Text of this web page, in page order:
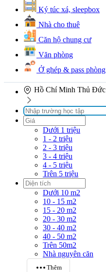
Ký túc xá, sleepbox
Nhà cho thuê
Căn hộ chung cư
Văn phòng
Ở ghép & pass phòng
Hồ Chí Minh Thủ Đức
Dưới 1 triệu
1 - 2 triệu
2 - 3 triệu
3 - 4 triệu
4 - 5 triệu
Trên 5 triệu
Dưới 10 m2
10 - 15 m2
15 - 20 m2
20 - 30 m2
30 - 40 m2
40 - 50 m2
Trên 50m2
Nhà nguyên căn
Thêm